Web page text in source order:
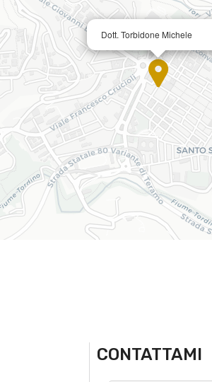
Dott. Torbidone Michele
CONTATTAMI